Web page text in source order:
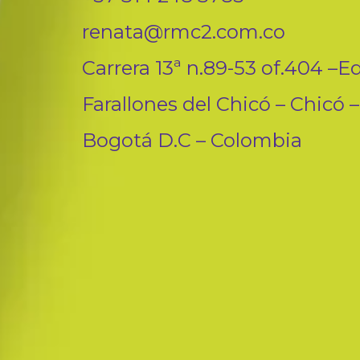
renata@rmc2.com.co
Carrera 13ª n.89-53 of.404
Farallones del Chicó – Chicó –
Bogotá D.C – Colombia